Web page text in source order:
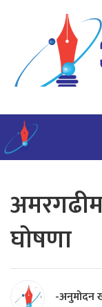
घोषणा
-अनुमोदन